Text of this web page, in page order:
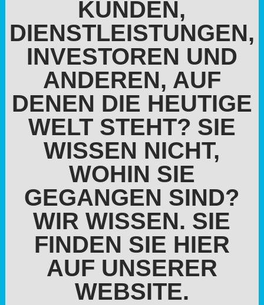
KUNDEN,
DIENSTLEISTUNGEN,
INVESTOREN UND
ANDEREN, AUF
DENEN DIE HEUTIGE
WELT STEHT? SIE
WISSEN NICHT,
WOHIN SIE
GEGANGEN SIND?
WIR WISSEN. SIE
FINDEN SIE HIER
AUF UNSERER
WEBSITE.